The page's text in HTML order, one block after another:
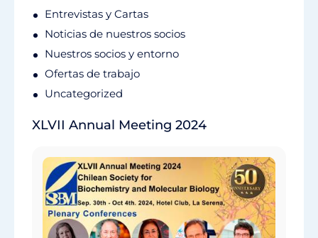
Entrevistas y Cartas
Noticias de nuestros socios
Nuestros socios y entorno
Ofertas de trabajo
Uncategorized
XLVII Annual Meeting 2024